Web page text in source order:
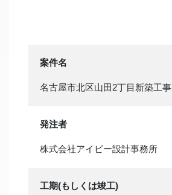
案件名
名古屋市北区山田2丁目新築工事
発注者
株式会社アイビー設計事務所
工期(もしくは竣工)